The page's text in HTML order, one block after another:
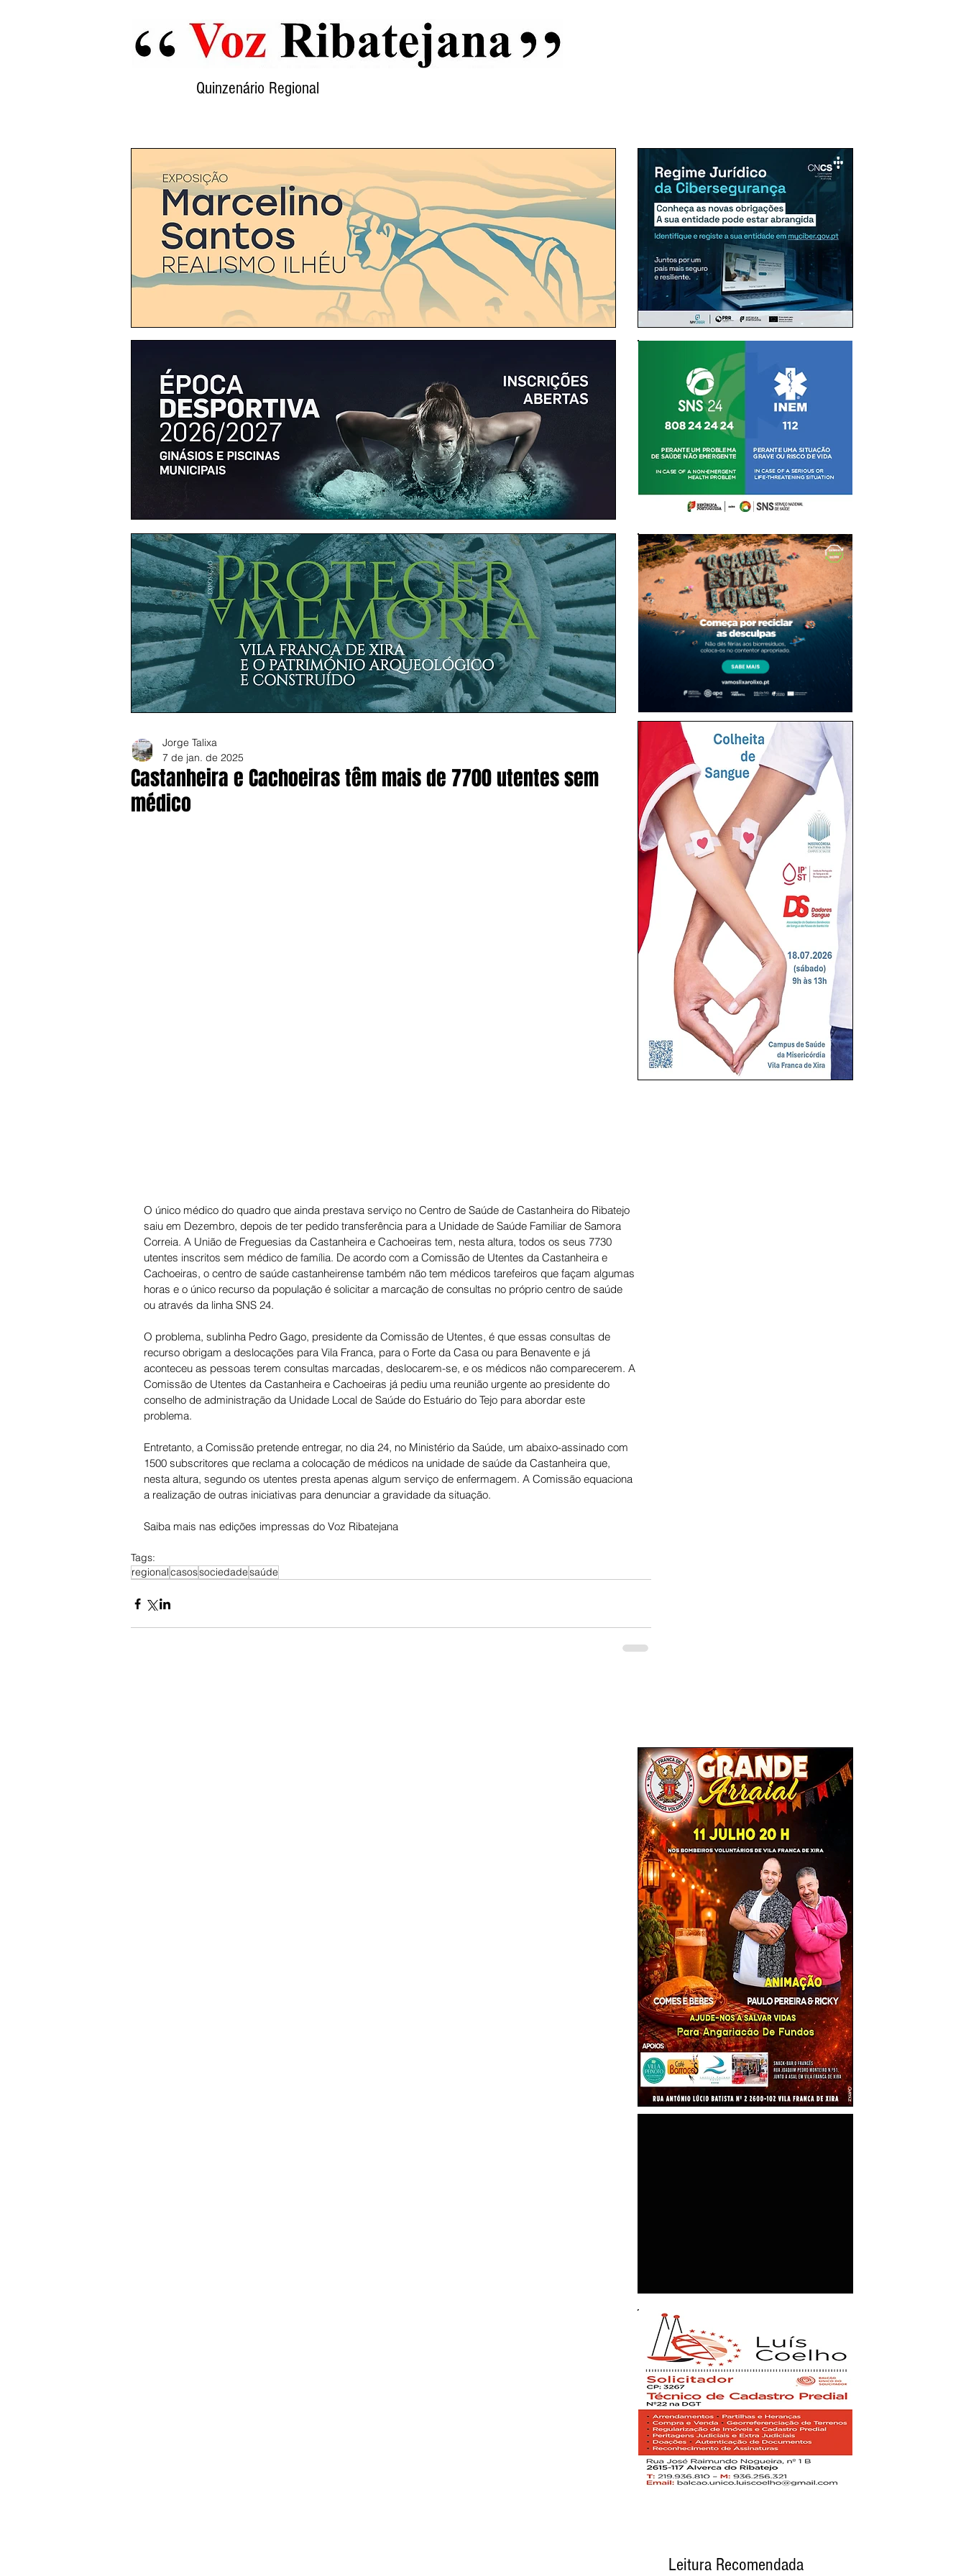
Quinzenário Regional
Castanheira e Cachoeiras têm mais de 7700 utentes sem
médico
Jorge Talixa
7 de jan. de 2025
O único médico do quadro que ainda prestava serviço no Centro de Saúde de Castanheira do Ribatejo
saiu em Dezembro, depois de ter pedido transferência para a Unidade de Saúde Familiar de Samora
Correia. A União de Freguesias da Castanheira e Cachoeiras tem, nesta altura, todos os seus 7730
utentes inscritos sem médico de família. De acordo com a Comissão de Utentes da Castanheira e
Cachoeiras, o centro de saúde castanheirense também não tem médicos tarefeiros que façam algumas
horas e o único recurso da população é solicitar a marcação de consultas no próprio centro de saúde
ou através da linha SNS 24.
O problema, sublinha Pedro Gago, presidente da Comissão de Utentes, é que essas consultas de
recurso obrigam a deslocações para Vila Franca, para o Forte da Casa ou para Benavente e já
aconteceu as pessoas terem consultas marcadas, deslocarem-se, e os médicos não comparecerem. A
Comissão de Utentes da Castanheira e Cachoeiras já pediu uma reunião urgente ao presidente do
conselho de administração da Unidade Local de Saúde do Estuário do Tejo para abordar este
problema.
Entretanto, a Comissão pretende entregar, no dia 24, no Ministério da Saúde, um abaixo-assinado com
1500 subscritores que reclama a colocação de médicos na unidade de saúde da Castanheira que,
nesta altura, segundo os utentes presta apenas algum serviço de enfermagem. A Comissão equaciona
a realização de outras iniciativas para denunciar a gravidade da situação.
Saiba mais nas edições impressas do Voz Ribatejana
Tags:
regionalcasossociedadesaúde
Leitura Recomendada